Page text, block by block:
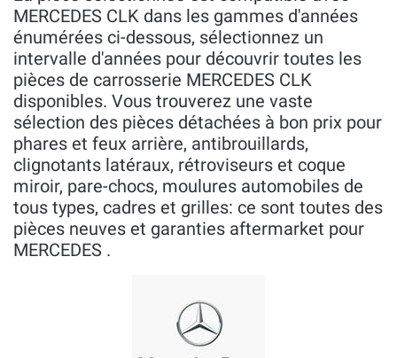
MERCEDES CLK dans les gammes d'années
énumérées ci-dessous, sélectionnez un
intervalle d'années pour découvrir toutes les
pièces de carrosserie MERCEDES CLK
disponibles. Vous trouverez une vaste
sélection des pièces détachées à bon prix pour
phares et feux arrière, antibrouillards,
clignotants latéraux, rétroviseurs et coque
miroir, pare-chocs, moulures automobiles de
tous types, cadres et grilles: ce sont toutes des
pièces neuves et garanties aftermarket pour
MERCEDES .